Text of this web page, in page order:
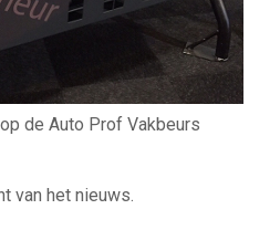
de Auto Prof Vakbeurs
van het nieuws.